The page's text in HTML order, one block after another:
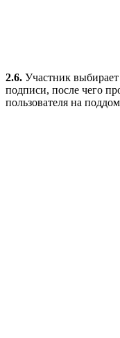
2.6. Участник
подписи, после чего
пользователя на